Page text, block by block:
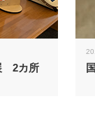
2カ所